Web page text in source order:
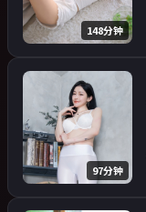
148分钟
97分钟